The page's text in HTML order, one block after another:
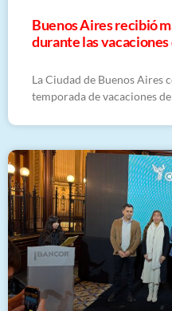
Buenos Aires recibió
durante las
La Ciudad de Buenos Aires
temporada de vacaciones de